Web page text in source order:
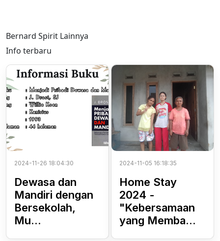
Bernard Spirit Lainnya
Info terbaru
2024-11-26 18:04:30
Dewasa dan
Mandiri dengan
Bersekolah,
Mu...
2024-11-05 16:18:35
Home Stay
2024 -
"Kebersamaan
yang Memba...